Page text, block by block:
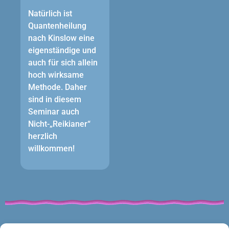
Natürlich ist
Quantenheilung
nach Kinslow eine
eigenständige und
auch für sich allein
hoch wirksame
Methode. Daher
sind in diesem
Seminar auch
Nicht-„Reikianer“
herzlich
willkommen!